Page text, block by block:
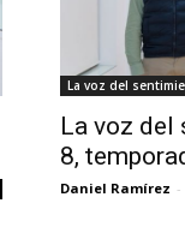
La voz del
La voz del
8,
Daniel Ramírez -